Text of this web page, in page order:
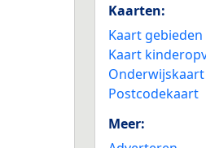
Kaarten:
Kaart gebieden
Kaart
Onderwijskaart
Postcodekaart
Meer: